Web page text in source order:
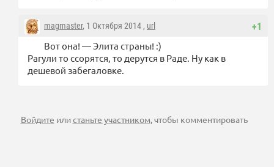
+1
magmaster, 1 Октября 2014 , url
Вот она! — Элита страны! :)
Рагули то ссорятся, то дерутся в Раде. Ну как в
дешевой забегаловке.
Войдите илистаньте участником, чтобы комментировать